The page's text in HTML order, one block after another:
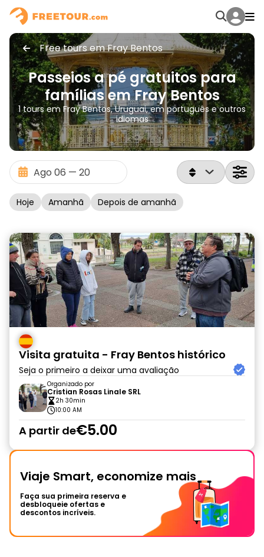
Free tours em Fray Bentos
Passeios a pé gratuitos para
famílias em Fray Bentos
1 tours em Fray Bentos, Uruguai, em português e outros
idiomas
Hoje Amanhã Depois de amanhã
Visita gratuita - Fray Bentos histórico
Seja o primeiro a deixar uma avaliação
Organizado por
Cristian Rosas Linale SRL
2h 30min
10:00 AM
A partir de€5.00
Viaje Smart, economize mais
Faça sua primeira reserva e
desbloqueie ofertas e
descontos incríveis.